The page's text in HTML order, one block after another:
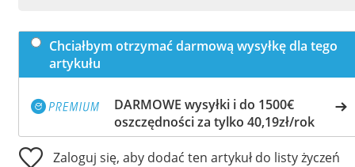
Chciałbym otrzymać darmową wysyłkę dla tego
artykułu
DARMOWE wysyłki i do 1500€
oszczędności za tylko 40,19zł/rok
Zaloguj się, aby dodać ten artykuł do listy życzeń